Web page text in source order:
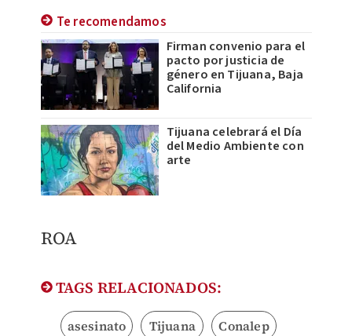
Te recomendamos
Firman convenio para el
pacto por justicia de
género en Tijuana, Baja
California
Tijuana celebrará el Día
del Medio Ambiente con
arte
ROA
TAGS RELACIONADOS:
asesinato Tijuana Conalep